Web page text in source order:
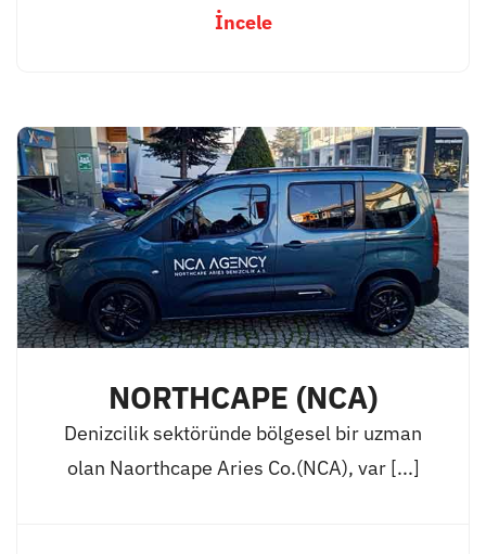
İncele
NORTHCAPE (NCA)
Denizcilik sektöründe bölgesel bir uzman
olan Naorthcape Aries Co.(NCA), var [...]